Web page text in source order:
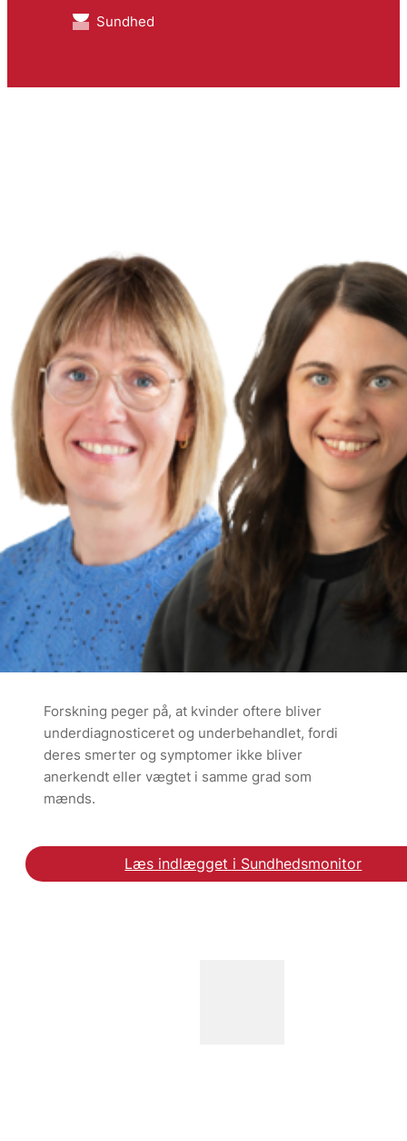
Sundhed
Forskning peger på, at kvinder oftere bliver
underdiagnosticeret og underbehandlet, fordi
deres smerter og symptomer ikke bliver
anerkendt eller vægtet i samme grad som
mænds.
Læs indlægget i Sundhedsmonitor